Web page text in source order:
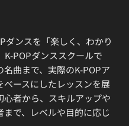
ダンスを「楽しく、わかり
POPダンススクールで
曲まで、実際のK-POPア
ースにしたレッスンを展
者から、スキルアップや
で、レベルや目的に応じ